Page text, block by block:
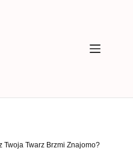
Twoja Twarz Brzmi Znajomo?